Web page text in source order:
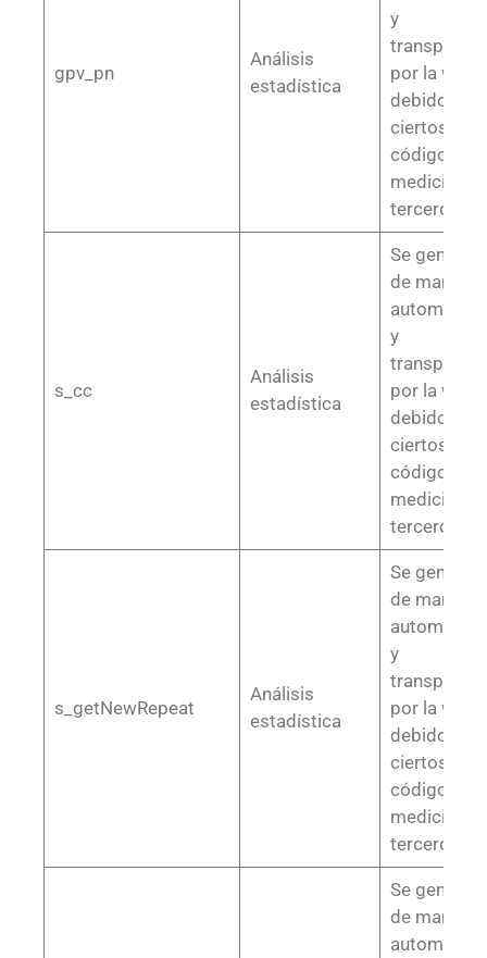
gpv_pn
Análisis
estadística
y
por la web,
debido a
ciertos
códigos de
medición o
terceros
s_cc
Análisis
estadística
Se generan
de manera
automática
y
por la web,
debido a
ciertos
códigos de
medición o
terceros
s_getNewRepeat
Análisis
estadística
Se generan
de manera
automática
y
por la web,
debido a
ciertos
códigos de
medición o
terceros
Se generan
de manera
automática